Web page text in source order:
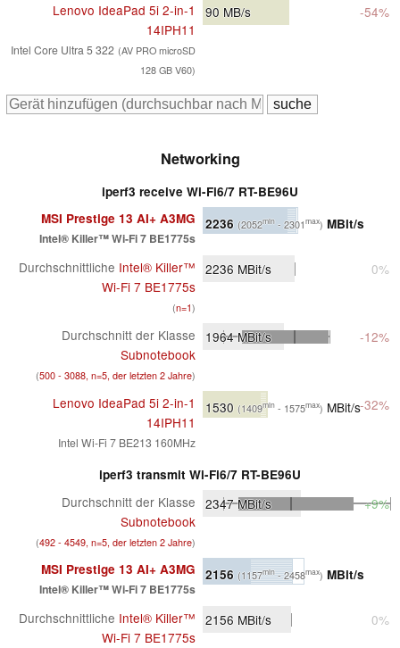
Lenovo IdeaPad 5i 2-in-1
14IPH11
Intel Core Ultra 5 322 (AV PRO microSD
128 GB V60)
90 MB/s -54%
Networking
iperf3 receive Wi-Fi6/7 RT-BE96U
MSI Prestige 13 AI+ A3MG
Intel® Killer™ Wi-Fi 7 BE1775s
2236 (2052min - 2301max) MBit/s
Durchschnittliche Intel® Killer™
Wi-Fi 7 BE1775s
(n=1)
2236 MBit/s 0%
Durchschnitt der Klasse
Subnotebook
(500 - 3088, n=5, der letzten 2 Jahre)
1964MBit/s -12%
Lenovo IdeaPad 5i 2-in-1
14IPH11
Intel Wi-Fi 7 BE213 160MHz
1530 (1409min - 1575max) MBit/s-32%
iperf3 transmit Wi-Fi6/7 RT-BE96U
Durchschnitt der Klasse
Subnotebook
(492 - 4549, n=5, der letzten 2 Jahre)
2347MBit/s +9%
MSI Prestige 13 AI+ A3MG
Intel® Killer™ Wi-Fi 7 BE1775s
2156 (1157min- 2458max) MBit/s
Durchschnittliche Intel® Killer™
Wi-Fi 7 BE1775s
2156 MBit/s 0%